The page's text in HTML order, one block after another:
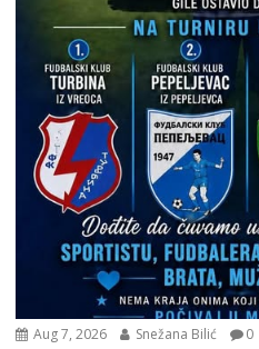
Aug 7, 2026 Snežana Bilić 0